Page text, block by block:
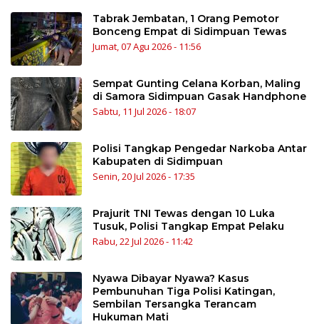
Tabrak Jembatan, 1 Orang Pemotor
Bonceng Empat di Sidimpuan Tewas
Jumat, 07 Agu 2026 - 11:56
Sempat Gunting Celana Korban, Maling
di Samora Sidimpuan Gasak Handphone
Sabtu, 11 Jul 2026 - 18:07
Polisi Tangkap Pengedar Narkoba Antar
Kabupaten di Sidimpuan
Senin, 20 Jul 2026 - 17:35
Prajurit TNI Tewas dengan 10 Luka
Tusuk, Polisi Tangkap Empat Pelaku
Rabu, 22 Jul 2026 - 11:42
Nyawa Dibayar Nyawa? Kasus
Pembunuhan Tiga Polisi Katingan,
Sembilan Tersangka Terancam
Hukuman Mati